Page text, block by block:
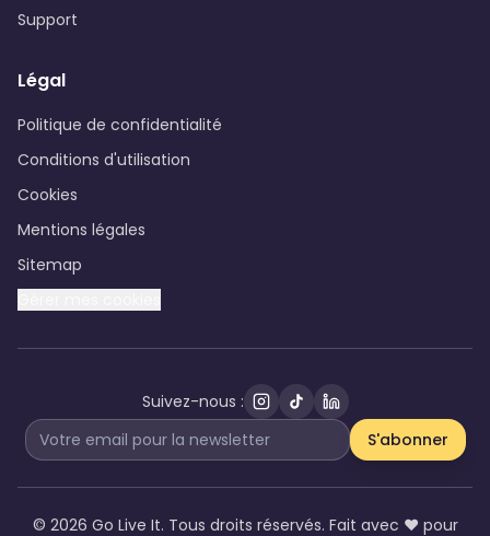
Support
Légal
Politique de confidentialité
Conditions d'utilisation
Cookies
Mentions légales
Sitemap
Suivez-nous :
S'abonner
© 2026 Go Live It. Tous droits réservés. Fait avec ❤️ pour